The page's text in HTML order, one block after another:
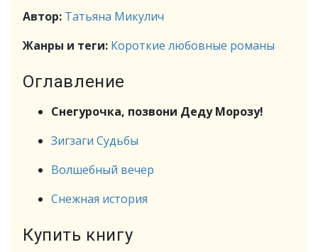
Автор: Татьяна Микулич
Жанры и теги: Короткие любовные романы
Оглавление
Снегурочка, позвони Деду Морозу!
Зигзаги Судьбы
Волшебный вечер
Снежная история
Купить книгу